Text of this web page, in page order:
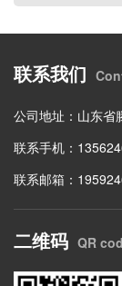
联系我们
公司地址：山东省
联系手机：
联系邮箱：
二维码 QR